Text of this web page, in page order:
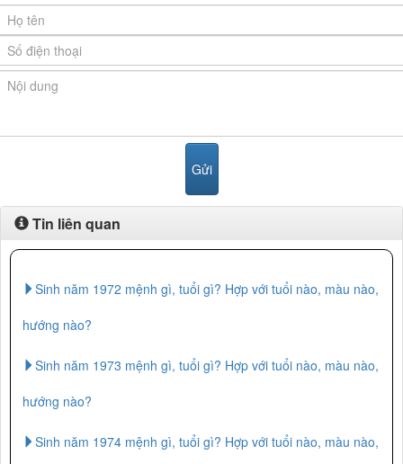
Tin liên quan
Sinh năm 1972 mệnh gì, tuổi gì? Hợp với tuổi nào, màu nào,
hướng nào?
Sinh năm 1973 mệnh gì, tuổi gì? Hợp với tuổi nào, màu nào,
hướng nào?
Sinh năm 1974 mệnh gì, tuổi gì? Hợp với tuổi nào, màu nào,